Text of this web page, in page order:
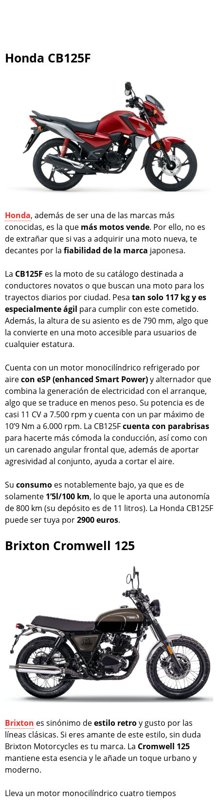
Honda CB125F
Honda, además de ser una de las marcas más
conocidas, es la que más motos vende. Por ello, no es
de extrañar que si vas a adquirir una moto nueva, te
decantes por la fiabilidad de la marca japonesa.
La CB125F es la moto de su catálogo destinada a
conductores novatos o que buscan una moto para los
trayectos diarios por ciudad. Pesa tan solo 117 kg y es
especialmente ágil para cumplir con este cometido.
Además, la altura de su asiento es de 790 mm, algo que
la convierte en una moto accesible para usuarios de
cualquier estatura.
Cuenta con un motor monocilíndrico refrigerado por
airecon eSP (enhanced Smart Power)y alternador que
combina la generación de electricidad con el arranque,
algo que se traduce en menos peso. Su potencia es de
casi 11 CV a 7.500 rpm y cuenta con un par máximo de
10’9 Nm a 6.000 rpm. La CB125Fcuenta con parabrisas
para hacerte más cómoda la conducción, así como con
un carenado angular frontal que, además de aportar
agresividad al conjunto, ayuda a cortar el aire.
Su consumo es notablemente bajo, ya que es de
solamente 1’5l/100 km, lo que le aporta una autonomía
de 800 km (su depósito es de 11 litros). La Honda CB125F
puede ser tuya por2900 euros.
Brixton Cromwell 125
Brixton es sinónimo deestilo retroy gusto por las
líneas clásicas. Si eres amante de este estilo, sin duda
Brixton Motorcycles es tu marca. La Cromwell 125
mantiene esta esencia y le añade un toque urbano y
moderno.
Lleva un motor monocilíndrico cuatro tiempos